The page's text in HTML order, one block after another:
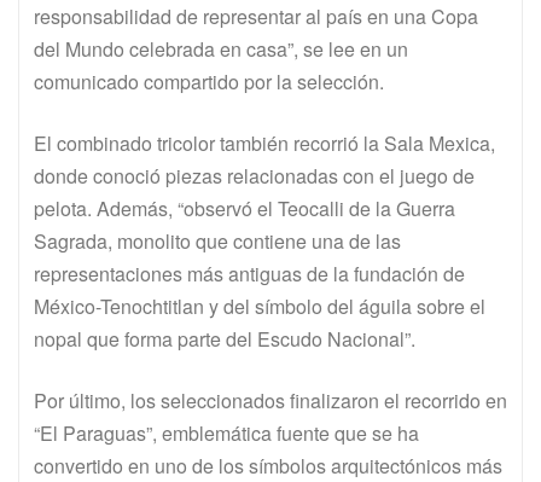
responsabilidad de representar al país en una Copa
del Mundo celebrada en casa”, se lee en un
comunicado compartido por la selección.
El combinado tricolor también recorrió la Sala Mexica,
donde conoció piezas relacionadas con el juego de
pelota. Además, “observó el Teocalli de la Guerra
Sagrada, monolito que contiene una de las
representaciones más antiguas de la fundación de
México-Tenochtitlan y del símbolo del águila sobre el
nopal que forma parte del Escudo Nacional”.
Por último, los seleccionados finalizaron el recorrido en
“El Paraguas”, emblemática fuente que se ha
convertido en uno de los símbolos arquitectónicos más